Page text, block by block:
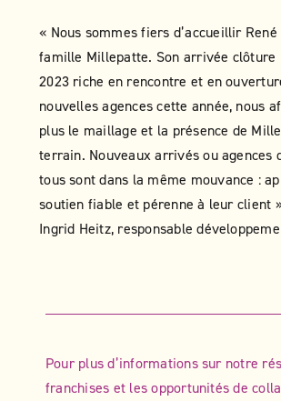
« Nous sommes fiers d’accueillir
famille Millepatte. Son arrivée clôture
2023 riche en rencontre et en
nouvelles agences cette année, nous
plus le maillage et la présence de
terrain. Nouveaux arrivés ou agences
tous sont dans la même mouvance :
soutien fiable et pérenne à leur client
Ingrid Heitz, responsable
Pour plus d’informations sur notre
franchises et les opportunités de